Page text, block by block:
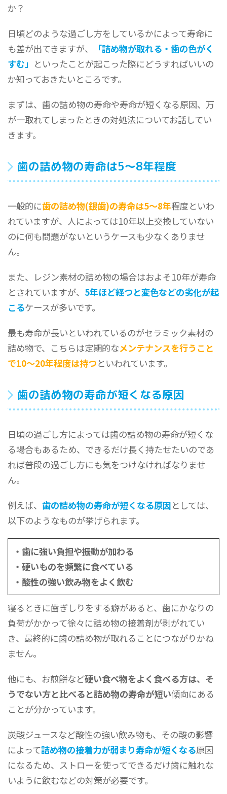
か？
日頃どのような過ごし方をしているかによって寿命に
も差が出てきますが、
「詰め物が取れる・歯の色がく
すむ」 といったことが起こった際にどうすればいいの
か知っておきたいところです。
まずは、歯の詰め物の寿命や寿命が短くなる原因、万
が一取れてしまったときの対処法についてお話してい
きます。
歯の詰め物の寿命は5〜8年程度
一般的に歯の詰め物(銀歯)の寿命は5〜8年程度といわ
れていますが、人によっては10年以上交換していない
のに何も問題がないというケースも少なくありませ
ん。
また、レジン素材の詰め物の場合はおよそ10年が寿命
とされていますが、 5年ほど経つと変色などの劣化が起
こるケースが多いです。
最も寿命が長いといわれているのがセラミック素材の
詰め物で、こちらは定期的なメンテナンスを行うこと
で10〜20年程度は持つといわれています。
歯の詰め物の寿命が短くなる原因
日頃の過ごし方によっては歯の詰め物の寿命が短くな
る場合もあるため、できるだけ長く持たせたいのであ
れば普段の過ごし方にも気をつけなければなりませ
ん。
例えば、歯の詰め物の寿命が短くなる原因としては、
以下のようなものが挙げられます。
・歯に強い負担や振動が加わる
・硬いものを頻繁に食べている
・酸性の強い飲み物をよく飲む
寝るときに歯ぎしりをする癖があると、歯にかなりの
負荷がかかって徐々に詰め物の接着剤が剥がれてい
き、最終的に歯の詰め物が取れることにつながりかね
ません。
他にも、お煎餅など硬い食べ物をよく食べる方は、そ
うでない方と比べると詰め物の寿命が短い傾向にある
ことが分かっています。
炭酸ジュースなど酸性の強い飲み物も、その酸の影響
によって詰め物の接着力が弱まり寿命が短くなる原因
になるため、ストローを使ってできるだけ歯に触れな
いように飲むなどの対策が必要です。